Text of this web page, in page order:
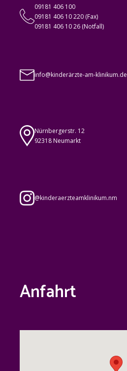
09181 406 100
09181 406 10 220 (Fax)
09181 406 10 26 (Notfall)
info@kinderärzte-am-klinikum.de
Nürnbergerstr. 12
92318 Neumarkt
@kinderaerzteamklinikum.nm
Anfahrt